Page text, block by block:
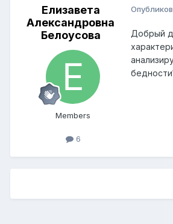
Елизавета
Александровна
Белоусова
Members
6
Добрый